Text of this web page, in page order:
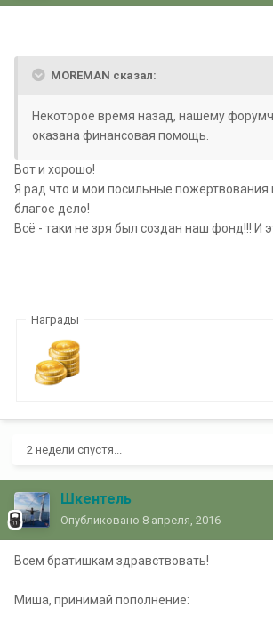
MOREMAN сказал:
Некоторое время назад, нашему
оказана финансовая помощь.
Вот и хорошо!
Я рад что и мои посильные пожертвования
благое дело!
Всё - таки не зря был создан наш фонд!!! И
Награды
2 недели спустя...
Шкентель
Опубликовано 8 апреля, 2016
Всем братишкам здравствовать!
Миша, принимай пополнение: